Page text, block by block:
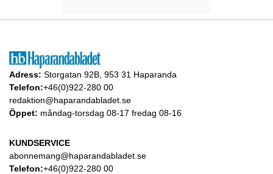
Adress: Storgatan 92B, 953 31 Haparanda
Telefon:+46(0)922-280 00
redaktion@haparandabladet.se
Öppet: måndag-torsdag 08-17 fredag 08-16
KUNDSERVICE
abonnemang@haparandabladet.se
Telefon:+46(0)922-280 00